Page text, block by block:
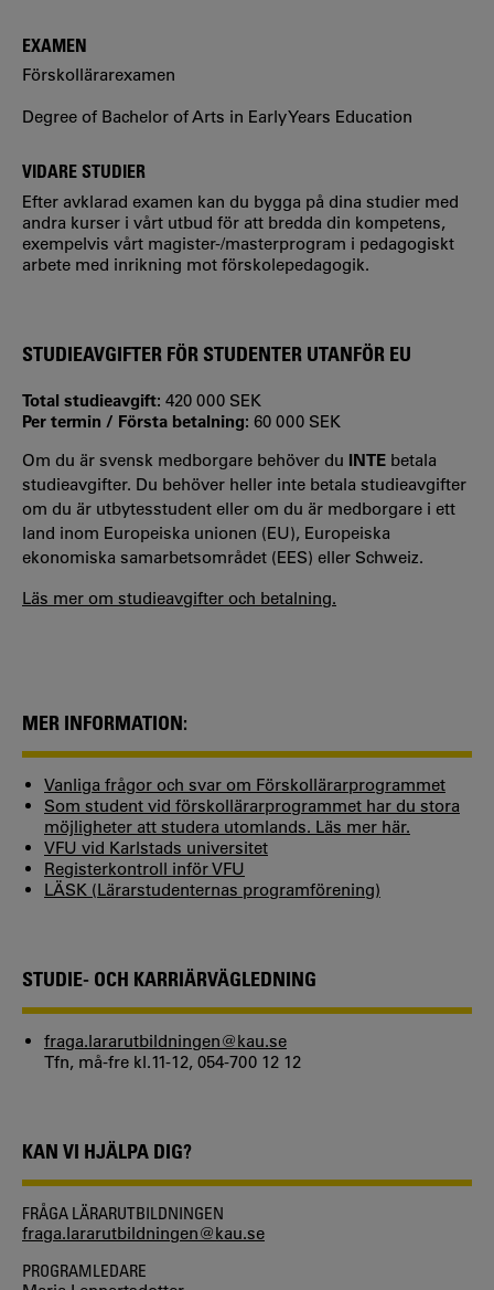
EXAMEN
Förskollärarexamen
Degree of Bachelor of Arts in Early Years Education
VIDARE STUDIER
Efter avklarad examen kan du bygga på dina studier med
andra kurser i vårt utbud för att bredda din kompetens,
exempelvis vårt magister-/masterprogram i pedagogiskt
arbete med inrikning mot förskolepedagogik.
STUDIEAVGIFTER FÖR STUDENTER UTANFÖR EU
Total studieavgift: 420 000 SEK
Per termin / Första betalning: 60 000 SEK
Om du är svensk medborgare behöver du INTE betala
studieavgifter. Du behöver heller inte betala studieavgifter
om du är utbytesstudent eller om du är medborgare i ett
land inom Europeiska unionen (EU), Europeiska
ekonomiska samarbetsområdet (EES) eller Schweiz.
Läs mer om studieavgifter och betalning.
MER INFORMATION:
Vanliga frågor och svar om Förskollärarprogrammet
Som student vid förskollärarprogrammet har du stora
möjligheter att studera utomlands. Läs mer här.
VFU vid Karlstads universitet
Registerkontroll inför VFU
LÄSK (Lärarstudenternas programförening)
STUDIE- OCH KARRIÄRVÄGLEDNING
fraga.lararutbildningen@kau.se
Tfn, må-fre kl.11-12, 054-700 12 12
KAN VI HJÄLPA DIG?
FRÅGA LÄRARUTBILDNINGEN
fraga.lararutbildningen@kau.se
PROGRAMLEDARE